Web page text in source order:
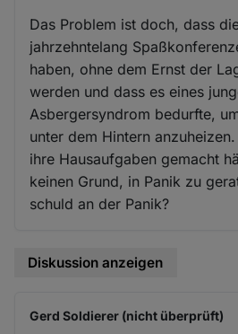
Das Problem ist doch, dass
jahrzehntelang
haben, ohne dem Ernst der
werden und dass es eines
Asbergersyndrom bedurfte,
unter dem Hintern
ihre Hausaufgaben gemacht
keinen Grund, in Panik zu
schuld an der Panik?
Diskussion anzeigen
Gerd Soldierer (nicht überprüft)